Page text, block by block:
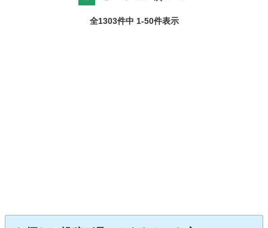
全1303件中 1-50件表示